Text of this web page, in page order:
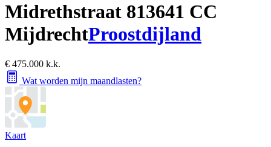
Midrethstraat 813641 CC
MijdrechtProostdijland
€ 475.000 k.k.
Wat worden mijn maandlasten?
Kaart